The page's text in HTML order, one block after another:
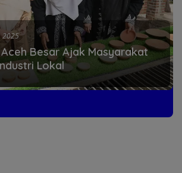
2025
Besar Ajak Masyarakat
Lokal